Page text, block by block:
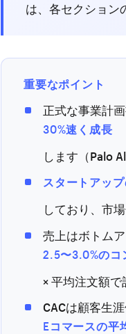
は、各セクション
重要なポイント
正式な事業計
30%速く成長
します（Palo
スタートアッ
しており、市
売上はボトム
2.5〜3.0%のコ
× 平均注文額で
CACは顧客生
Eコマースの平